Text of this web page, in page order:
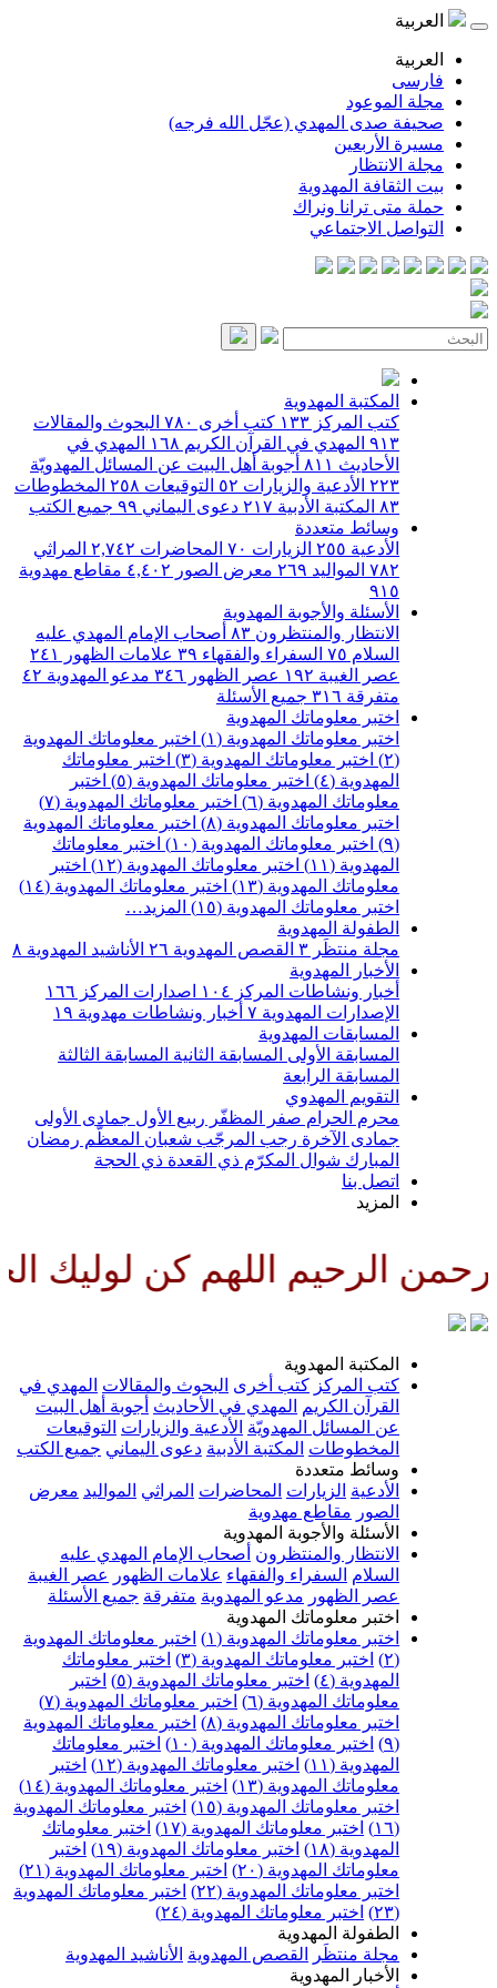
العربية
العربية
فارسی
مجلة الموعود
صحيفة صدى المهدي (عجّل الله فرجه)
مسيرة الأربعين
مجلة الانتظار
بيت الثقافة المهدوية
حملة متى ترانا ونراك
التواصل الاجتماعي
المكتبة المهدوية
كتب المركز ١٣٣ كتب أخرى ٧٨٠ البحوث والمقالات
٩١٣ المهدي في القرآن الكريم ١٦٨
المهدي في
الأحاديث ٨١١ أجوبة أهل البيت عن المسائل المهدويّة
٢٢٣ الأدعية والزيارات ٥٢ التوقيعات ٢٥٨ المخطوطات
٨٣ المكتبة الأدبية ٢١٧ دعوى اليماني ٩٩ جميع الكتب
وسائط متعددة
الأدعية ٢٥٥ الزيارات ٧٠ المحاضرات ٢,٧٤٢ المراثي
٧٨٢ المواليد ٢٦٩ معرض الصور ٤,٤٠٢ مقاطع مهدوية
٩١٥
الأسئلة والأجوبة المهدوية
الانتظار والمنتظرون ٨٣ أصحاب الإمام المهدي عليه
السلام ٧٥ السفراء والفقهاء ٣٩ علامات الظهور
٢٤١
عصر الغيبة ١٩٢ عصر الظهور ٣٤٦ مدعو المهدوية ٤٢
متفرقة ٣١٦ جميع الأسئلة
اختبر معلوماتك المهدوية
اختبر معلوماتك المهدوية (١)
اختبر معلوماتك المهدوية
(٢)
اختبر معلوماتك المهدوية (٣)
اختبر معلوماتك
المهدوية (٤)
اختبر معلوماتك المهدوية (٥)
اختبر
معلوماتك المهدوية (٦)
اختبر معلوماتك المهدوية (٧)
اختبر معلوماتك المهدوية (٨)
اختبر معلوماتك المهدوية
(٩)
اختبر معلوماتك المهدوية (١٠)
اختبر معلوماتك
المهدوية (١١)
اختبر معلوماتك المهدوية (١٢)
اختبر
معلوماتك المهدوية (١٣)
اختبر معلوماتك المهدوية (١٤)
اختبر معلوماتك المهدوية (١٥)
المزيد…
الطفولة المهدوية
مجلة منتظَر ٣ القصص المهدوية ٢٦ الأناشيد المهدوية ٨
الأخبار المهدوية
أخبار ونشاطات المركز ١٠٤ اصدارات المركز ١٦٦
الإصدارات المهدوية ٧ أخبار ونشاطات مهدوية ١٩
المسابقات المهدوية
المسابقة الأولى المسابقة الثانية المسابقة الثالثة
المسابقة الرابعة
التقويم المهدوي
محرم الحرام صفر المظفّر ربيع الأول جمادى الأولى
جمادى الآخرة رجب المرجّب شعبان المعظّم رمضان
المبارك شوال المكرّم ذي القعدة ذي الحجة
اتصل بنا
المزيد
الرحيم اللهم كن لوليك
المكتبة المهدوية
كتب المركز كتب أخرى البحوث والمقالات المهدي في
القرآن الكريم
المهدي في الأحاديث أجوبة أهل البيت
عن المسائل المهدويّة الأدعية والزيارات التوقيعات
المخطوطات المكتبة الأدبية دعوى اليماني جميع الكتب
وسائط متعددة
الأدعية الزيارات المحاضرات المراثي المواليد معرض
الصور مقاطع مهدوية
الأسئلة والأجوبة المهدوية
الانتظار والمنتظرون أصحاب الإمام المهدي عليه
السلام السفراء والفقهاء علامات الظهور
عصر الغيبة
عصر الظهور مدعو المهدوية متفرقة جميع الأسئلة
اختبر معلوماتك المهدوية
اختبر معلوماتك المهدوية (١)
اختبر معلوماتك المهدوية
(٢)
اختبر معلوماتك المهدوية (٣)
اختبر معلوماتك
المهدوية (٤)
اختبر معلوماتك المهدوية (٥)
اختبر
معلوماتك المهدوية (٦)
اختبر معلوماتك المهدوية (٧)
اختبر معلوماتك المهدوية (٨)
اختبر معلوماتك المهدوية
(٩)
اختبر معلوماتك المهدوية (١٠)
اختبر معلوماتك
المهدوية (١١)
اختبر معلوماتك المهدوية (١٢)
اختبر
معلوماتك المهدوية (١٣)
اختبر معلوماتك المهدوية (١٤)
اختبر معلوماتك المهدوية (١٥)
اختبر معلوماتك المهدوية
(١٦)
اختبر معلوماتك المهدوية (١٧)
اختبر معلوماتك
المهدوية (١٨)
اختبر معلوماتك المهدوية (١٩)
اختبر
معلوماتك المهدوية (٢٠)
اختبر معلوماتك المهدوية (٢١)
اختبر معلوماتك المهدوية (٢٢)
اختبر معلوماتك المهدوية
(٢٣)
اختبر معلوماتك المهدوية (٢٤)
الطفولة المهدوية
مجلة منتظَر
القصص المهدوية الأناشيد المهدوية
الأخبار المهدوية